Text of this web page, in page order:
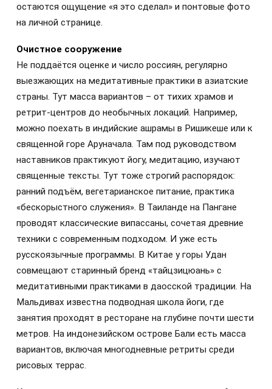
остаются ощущение «я это сделал» и понтовые фото
на личной странице.
Очистное сооружение
Не поддаётся оценке и число россиян, регулярно
выезжающих на медитативные практики в азиатские
страны. Тут масса вариантов – от тихих храмов и
ретрит-центров до необычных локаций. Например,
можно поехать в индийские ашрамы в Ришикеше или к
священной горе Аруначала. Там под руководством
наставников практикуют йогу, медитацию, изучают
священные тексты. Тут тоже строгий распорядок:
ранний подъём, вегетарианское питание, практика
«бескорыстного служения». В Таиланде на Пангане
проводят классические випассаны, сочетая древние
техники с современным подходом. И уже есть
русскоязычные программы. В Китае у горы Удан
совмещают старинный бренд «тайцзицюань» с
медитативными практиками в даосской традиции. На
Мальдивах известна подводная школа йоги, где
занятия проходят в ресторане на глубине почти шести
метров. На индонезийском острове Бали есть масса
вариантов, включая многодневные ретриты среди
рисовых террас.